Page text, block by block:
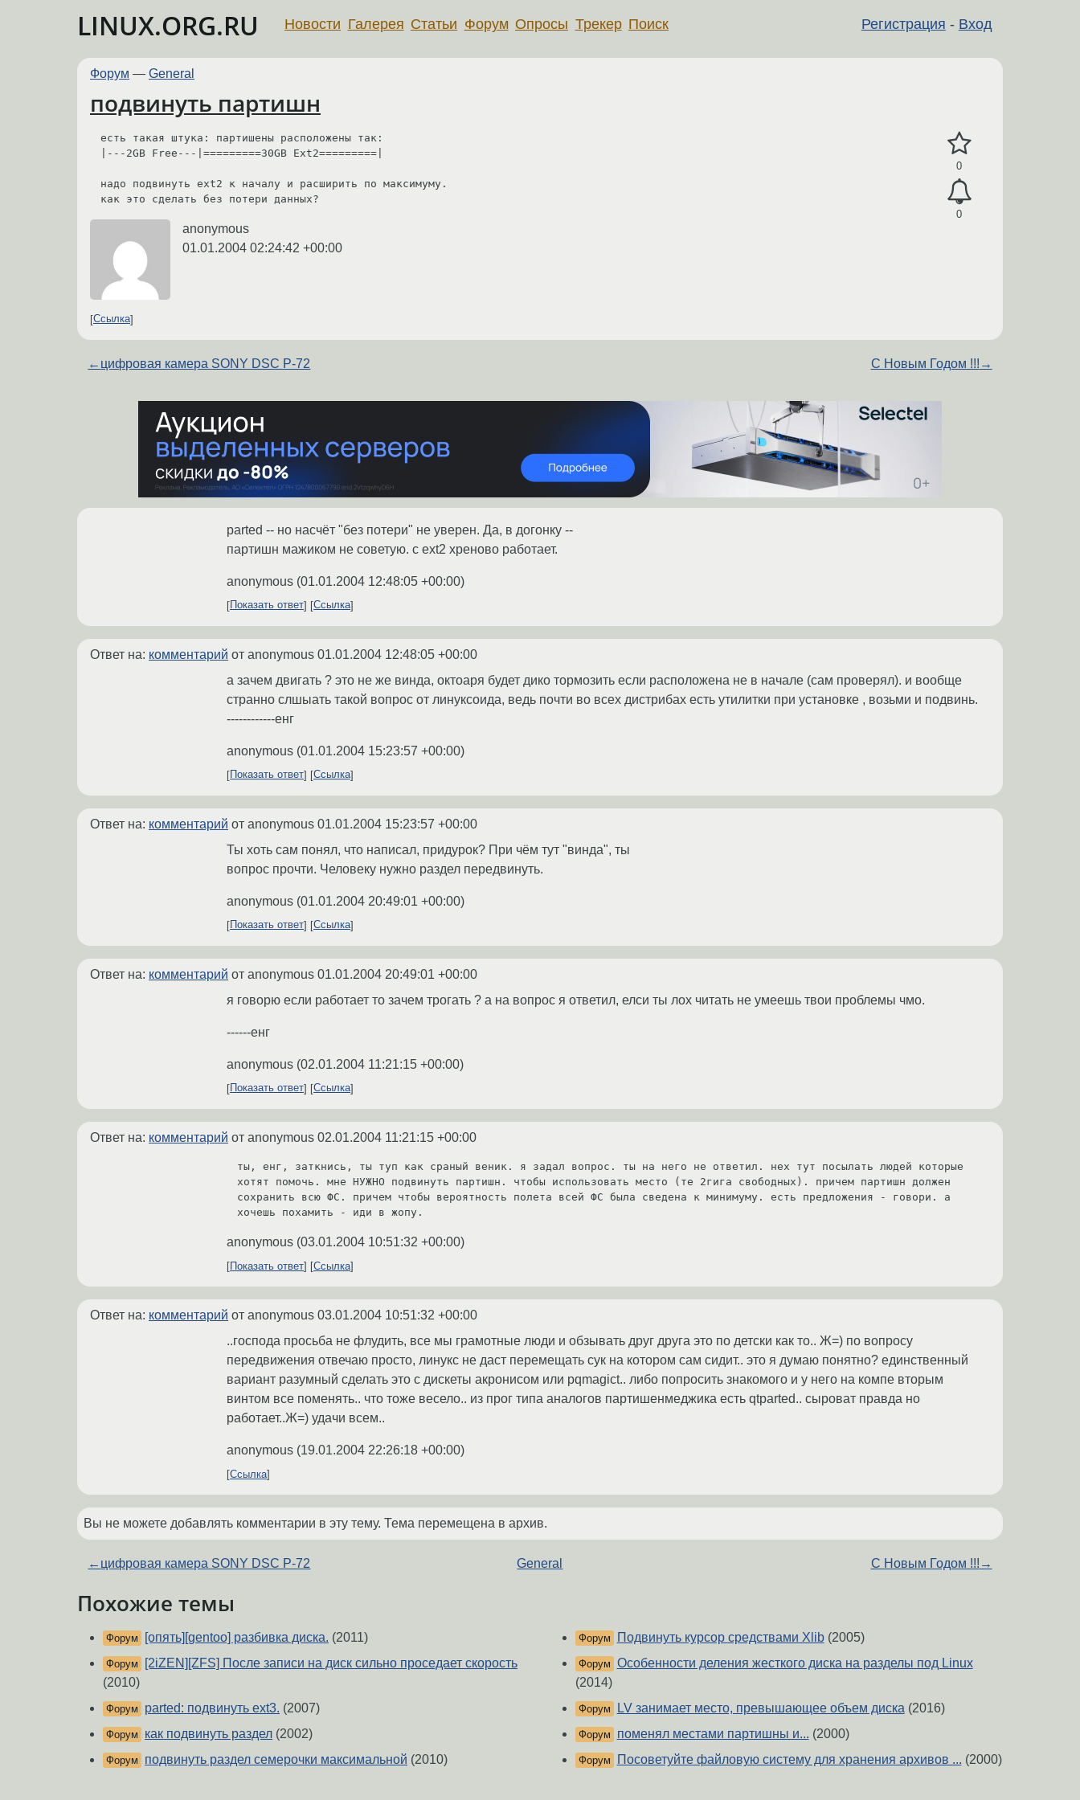
LINUX.ORG.RU Регистрация - Вход
Новости Галерея Статьи Форум Опросы Трекер Поиск
Форум — General
подвинуть партишн
0
0
есть такая штука: партишены расположены так:
|---2GB Free---|=========30GB Ext2=========|
надо подвинуть ext2 к началу и расширить по максимуму.
как это сделать без потери данных?
anonymous
01.01.2004 02:24:42 +00:00
Ссылка
← цифровая камера SONY DSC P-72 С Новым Годом !!! →
parted -- но насчёт "без потери" не уверен. Да, в догонку --
партишн мажиком не советую. с ext2 хреново работает.
anonymous (01.01.2004 12:48:05 +00:00)
Показать ответ Ссылка
Ответ на: комментарий от anonymous 01.01.2004 12:48:05 +00:00
а зачем двигать ? это не же винда, октоаря будет дико тормозить если расположена не в начале (сам проверял). и вообще
странно слшыать такой вопрос от линуксоида, ведь почти во всех дистрибах есть утилитки при установке , возьми и подвинь.
------------енг
anonymous (01.01.2004 15:23:57 +00:00)
Показать ответ Ссылка
Ответ на: комментарий от anonymous 01.01.2004 15:23:57 +00:00
Ты хоть сам понял, что написал, придурок? При чём тут "винда", ты
вопрос прочти. Человеку нужно раздел передвинуть.
anonymous (01.01.2004 20:49:01 +00:00)
Показать ответ Ссылка
Ответ на: комментарий от anonymous 01.01.2004 20:49:01 +00:00
я говорю если работает то зачем трогать ? а на вопрос я ответил, елси ты лох читать не умеешь твои проблемы чмо.
------енг
anonymous (02.01.2004 11:21:15 +00:00)
Показать ответ Ссылка
Ответ на: комментарий от anonymous 02.01.2004 11:21:15 +00:00
ты, енг, заткнись, ты туп как сраный веник. я задал вопрос. ты на него не ответил. нех тут посылать людей которые
хотят помочь. мне НУЖНО подвинуть партишн. чтобы использовать место (те 2гига свободных). причем партишн должен
сохранить всю ФС. причем чтобы вероятность полета всей ФС была сведена к минимуму. есть предложения - говори. а
хочешь похамить - иди в жопу.
anonymous (03.01.2004 10:51:32 +00:00)
Показать ответ Ссылка
Ответ на: комментарий от anonymous 03.01.2004 10:51:32 +00:00
..господа просьба не флудить, все мы грамотные люди и обзывать друг друга это по детски как то.. Ж=) по вопросу
передвижения отвечаю просто, линукс не даст перемещать сук на котором сам сидит.. это я думаю понятно? единственный
вариант разумный сделать это с дискеты акронисом или pqmagict.. либо попросить знакомого и у него на компе вторым
винтом все поменять.. что тоже весело.. из прог типа аналогов партишенмеджика есть qtparted.. сыроват правда но
работает..Ж=) удачи всем..
anonymous (19.01.2004 22:26:18 +00:00)
Ссылка
Вы не можете добавлять комментарии в эту тему. Тема перемещена в архив.
← цифровая камера SONY DSC P-72 General С Новым Годом !!! →
Похожие темы
Форум [опять][gentoo] разбивка диска. (2011)
Форум
[2iZEN][ZFS] После записи на диск сильно проседает скорость
(2010)
Форум parted: подвинуть ext3. (2007)
Форум как подвинуть раздел (2002)
Форум подвинуть раздел семерочки максимальной (2010)
Форум Подвинуть курсор средствами Xlib(2005)
Форум Особенности деления жесткого диска на разделы под Linux
(2014)
Форум LV занимает место, превышающее объем диска (2016)
Форум поменял местами партишны и... (2000)
Форум Посоветуйте файловую систему для хранения архивов ... (2000)